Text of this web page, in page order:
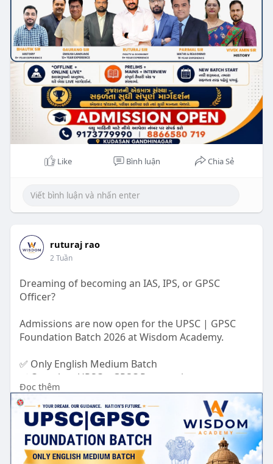
Like Bình luận Chia Sẻ
ruturaj rao
2 Tuần
Dreaming of becoming an IAS, IPS, or GPSC
Officer?
Admissions are now open for the UPSC | GPSC
Foundation Batch 2026 at Wisdom Academy.
✅ Only English Medium Batch
✅ Complete UPSC + GPSC Preparation
✅ GS + CSAT + Current Affairs
✅ Weekly Mock Tests
✅ Expert Faculty & Mentorship
📅 Batch Starts: 27 July 2026
Đọc thêm